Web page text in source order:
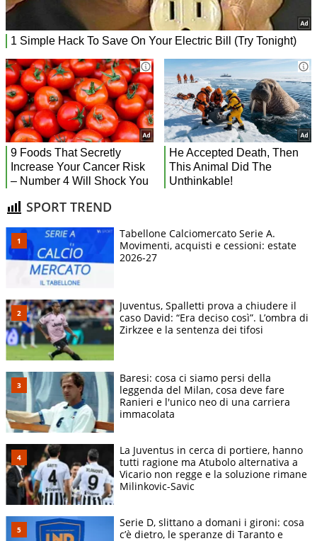
SPORT TREND
Tabellone Calciomercato Serie A.
Movimenti, acquisti e cessioni: estate
2026-27
Juventus, Spalletti prova a chiudere il
caso David: “Era deciso così”. L’ombra di
Zirkzee e la sentenza dei tifosi
Baresi: cosa ci siamo persi della
leggenda del Milan, cosa deve fare
Ranieri e l'unico neo di una carriera
immacolata
La Juventus in cerca di portiere, hanno
tutti ragione ma Atubolo alternativa a
Vicario non regge e la soluzione rimane
Milinkovic-Savic
Serie D, slittano a domani i gironi: cosa
c’è dietro, le speranze di Taranto e